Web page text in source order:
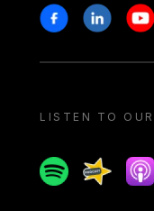
Stay in touch
FacebookLinkedin
LISTEN TO
SpotifySpreaker